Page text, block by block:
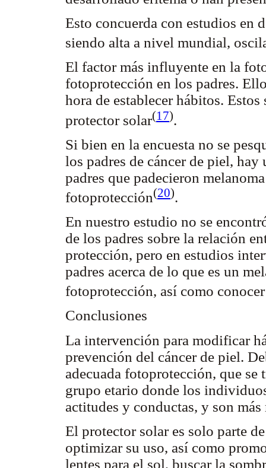
Esto concuerda con estudios en
siendo alta a nivel mundial,
El factor más influyente en la
fotoprotección en los padres.
hora de establecer hábitos.
protector solar(17).
Si bien en la encuesta no se
los padres de cáncer de piel,
padres que padecieron
fotoprotección(20).
En nuestro estudio no se
de los padres sobre la relación
protección, pero en estudios
padres acerca de lo que es un
fotoprotección, así como
Conclusiones
La intervención para modificar
prevención del cáncer de piel.
adecuada fotoprotección, que se
grupo etario donde los
actitudes y conductas, y son
El protector solar es solo parte
optimizar su uso, así como
lentes para el sol, buscar la